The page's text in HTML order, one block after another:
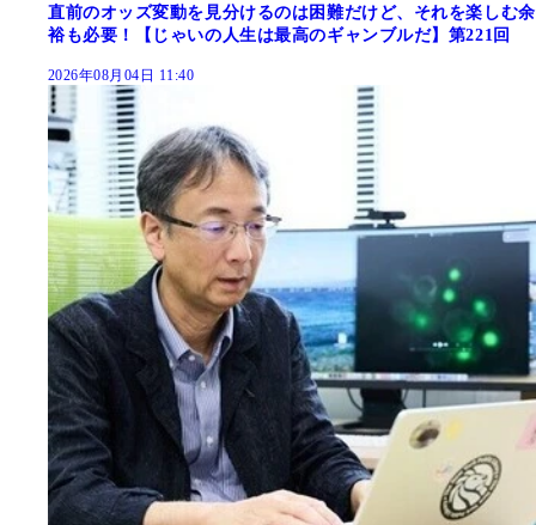
直前のオッズ変動を見分けるのは困難だけど、それを楽しむ余
裕も必要！【じゃいの人生は最高のギャンブルだ】第221回
2026年08月04日 11:40